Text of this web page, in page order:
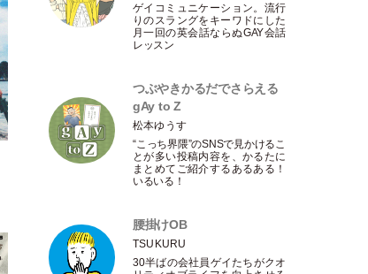
ゲイコミュニケーション。流行
りのスラングをキーワドにした
月一回の英会話ならぬGAY会話
レッスン
つぶやきかるだでさらえる
gAy to Z
松本ゆうす
“こっち界隈”のSNSで見かけるこ
とが多い投稿内容を、かるたに
まとめてご紹介するあるある！
いるいる！
腰掛けOB
TSUKURU
30半ばの会社員ゲイたちがクオ